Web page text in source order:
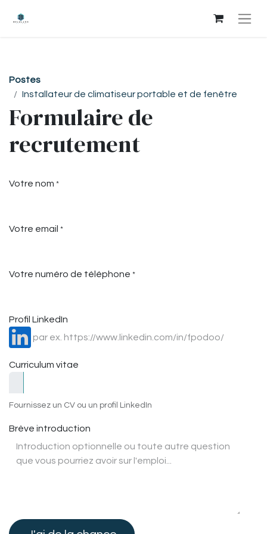
Postes
Installateur de climatiseur portable et de fenêtre
Formulaire de
recrutement
Votre nom *
Votre email *
Votre numéro de téléphone *
Profil LinkedIn
Curriculum vitae
Fournissez un CV ou un profil LinkedIn
Brève introduction